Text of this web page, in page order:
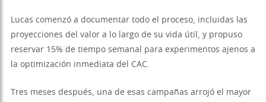
Lucas comenzó a documentar todo el proceso, incluidas las
proyecciones del valor a lo largo de su vida útil, y propuso
reservar 15% de tiempo semanal para experimentos ajenos a
la optimización inmediata del CAC.
Tres meses después, una de esas campañas arrojó el mayor